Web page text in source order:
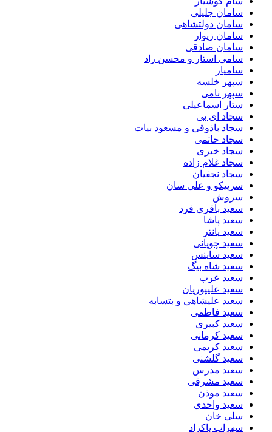
سامان جلیلی
سامان دولتشاهی
سامان زیوار
سامان صادقی
سامی استار و محسن راد
سامیار
سپهر خلسه
سپهر نامی
ستار اسماعیلی
سجاد ای بی
سجاد باذوقی و مسعود بیات
سجاد حاتمی
سجاد خیری
سجاد غلام زاده
سجاد نجفیان
سرپیکو و علی سان
سروش
سعید باقری فرد
سعید پاشا
سعید پانتر
سعید چوپانی
سعید ساینس
سعید شاه بیگ
سعید عرب
سعید علیپوریان
سعید علیشاهی و بتسابه
سعید فاطمی
سعید کبیری
سعید کرمانی
سعید کریمی
سعید گلشنی
سعید مدرس
سعید مشرقی
سعید موذن
سعید واحدی
سلی خان
سهراب پاکزاد